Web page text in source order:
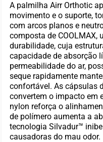
A palmilha Airr Orthotic
movimento e o suporte,
com arcos planos e
composta de COOLMAX,
durabilidade, cuja
capacidade de absorção
permeabilidade do ar,
seque rapidamente
confortável. As cápsulas
convertem o impacto em
nylon reforça o
de polímero aumenta a
tecnologia Silvadur™
causadoras do mau odor.